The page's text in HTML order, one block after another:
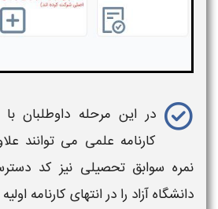
در این مرحله داوطلبان
کارنامه علمی می توانند
نمره سوابق تحصیلی نیز کد
دانشگاه آزاد را در انتهای کارنامه اولیه